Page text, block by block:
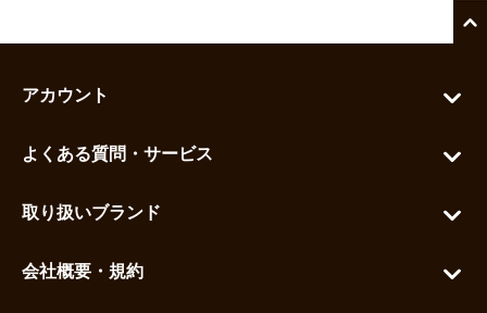
アカウント
お気に入りを見る
よくある質問・サービス
ご利用ガイド
取り扱いブランド
会社概要・規約